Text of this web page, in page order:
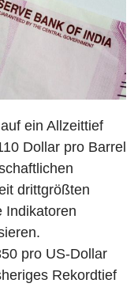
ein Allzeittief
Dollar pro Barrel
drittgrößten
Indikatoren
pro US-Dollar
Rekordtief